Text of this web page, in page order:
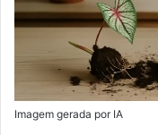
Imagem gerada por IA